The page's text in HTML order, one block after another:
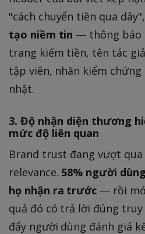
"cách chuyển tiền qua
tạo niềm tin — thông báo
trang kiếm tiền, tên tác
tập viên, nhãn kiểm
nhật.
3. Độ nhận diện thương
mức độ liên quan
Brand trust đang vượt
relevance. 58% người
họ nhận ra trước — rồi
quả đó có trả lời đúng truy
đẩy người dùng đánh giá